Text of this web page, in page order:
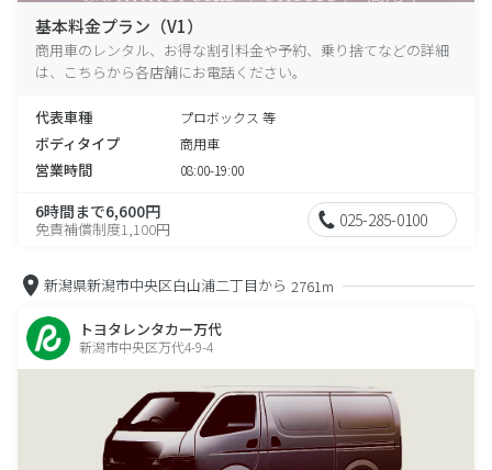
基本料金プラン（V1）
商用車のレンタル、お得な割引料金や予約、乗り捨てなどの詳細
は、こちらから各店舗にお電話ください。
代表車種 プロボックス 等
ボディタイプ 商用車
営業時間 08:00-19:00
6時間まで6,600円
免責補償制度1,100円 025-285-0100
新潟県新潟市中央区白山浦二丁目から 2761m
トヨタレンタカー万代
新潟市中央区万代4-9-4